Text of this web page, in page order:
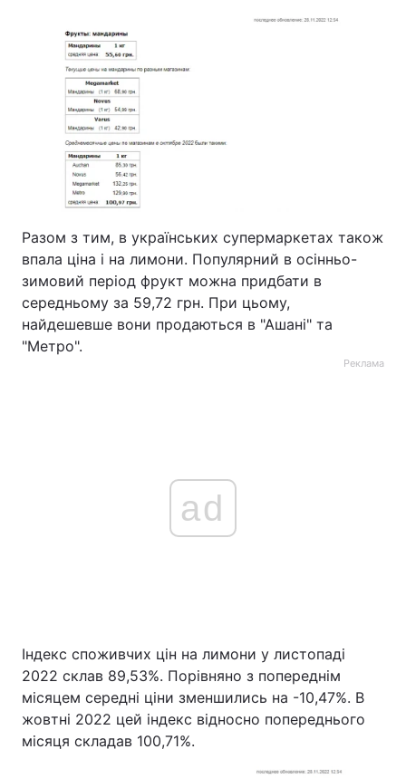
Разом з тим, в українських супермаркетах також
впала ціна і на лимони. Популярний в осінньо-
зимовий період фрукт можна придбати в
середньому за 59,72 грн. При цьому,
найдешевше вони продаються в "Ашані" та
"Метро".
Реклама
ad
Індекс споживчих цін на лимони у листопаді
2022 склав 89,53%. Порівняно з попереднім
місяцем середні ціни зменшились на -10,47%. В
жовтні 2022 цей індекс відносно попереднього
місяця складав 100,71%.